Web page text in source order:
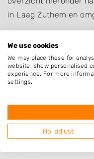
in Laag Zuthem en
leggen ? Kijk dan eens
hoveniers en andere
Plaatsen in de
Lierderholthuis
We use cookies
We may place these for
website, show personalised
experience. For more
settings.
No, adjust